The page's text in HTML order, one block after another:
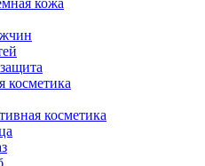
кожа
косметика
косметика